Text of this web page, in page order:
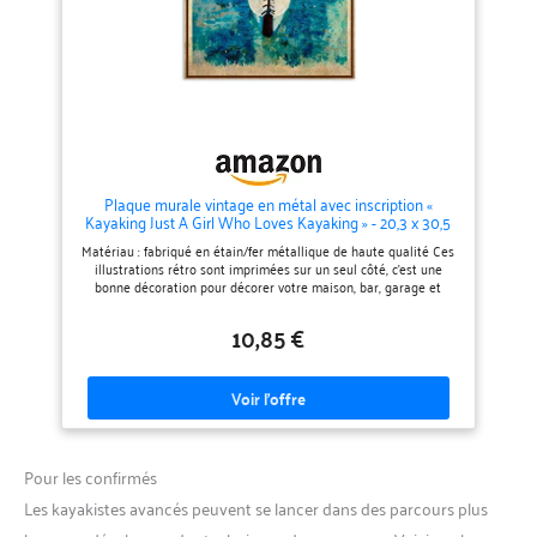
Plaque murale vintage en métal avec inscription «
Kayaking Just A Girl Who Loves Kayaking » - 20,3 x 30,5
cm
Matériau : fabriqué en étain/fer métallique de haute qualité Ces
illustrations rétro sont imprimées sur un seul côté, c'est une
bonne décoration pour décorer votre maison, bar, garage et
rendre la maison plus attrayante. Chaque coin de cette plaque
votre doigt lorsque vous l'utilisez, de sorte que vous pouvez
l'utiliser en toute sécurité. Facile à installer, chaque coin a un
trou rond, peut être installé avec des clous, des clips, opération
simple. Peut être mis en mesa, ou accroché au mur. Plaque en
métal pour décoration de maison, bar, garage, club, garage,
restaurant, café, etc
10,85 €
Pour les confirmés
Les kayakistes avancés peuvent se lancer dans des parcours plus